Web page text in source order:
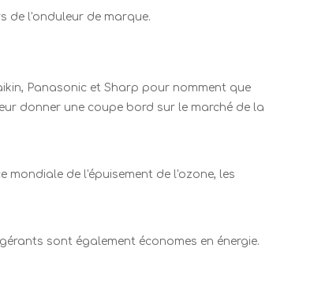
de l'onduleur de marque.
Panasonic et Sharp pour nomment que
donner une coupe bord sur le marché de la
mondiale de l'épuisement de l'ozone, les
sont également économes en énergie.